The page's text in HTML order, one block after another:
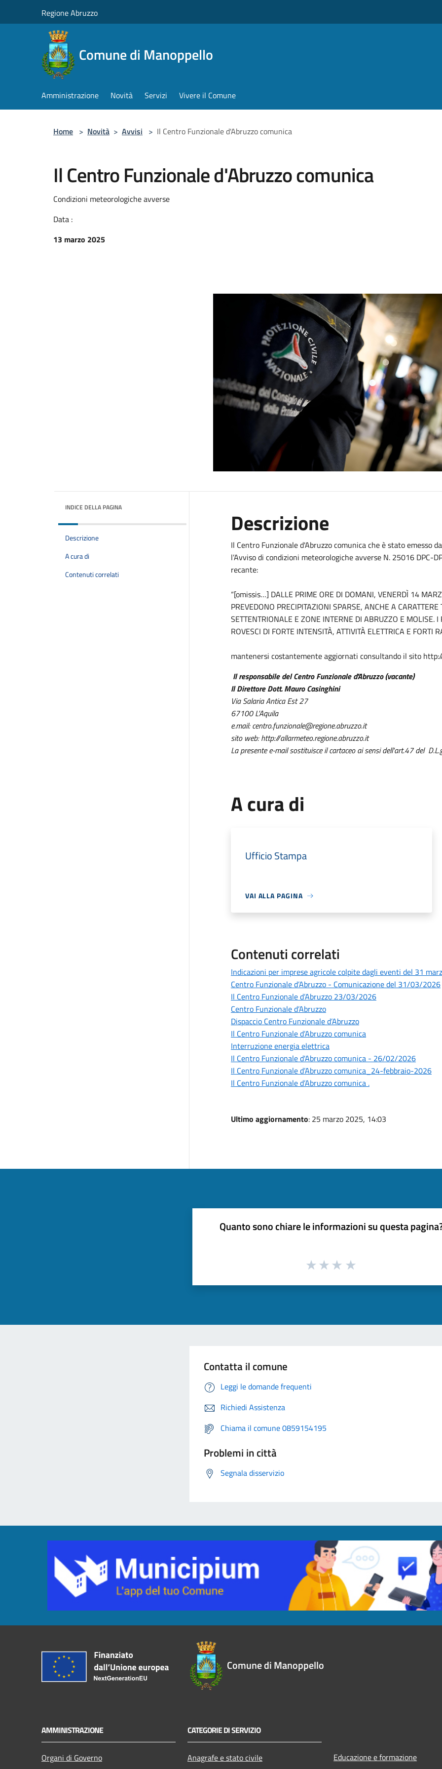
Regione Abruzzo
Comune di Manoppello
Amministrazione Novità Servizi Vivere il Comune
Home > Novità > Avvisi > Il Centro Funzionale d'Abruzzo comunica
Il Centro Funzionale d'Abruzzo comunica
Condizioni meteorologiche avverse
Data :
13 marzo 2025
INDICE DELLA PAGINA
Descrizione
A cura di
Contenuti correlati
Descrizione
Il Centro Funzionale d'Abruzzo comunica che è stato emesso
l’Avviso di condizioni meteorologiche avverse N. 25016
recante:
“[omissis…] DALLE PRIME ORE DI DOMANI, VENERDÌ 14
PREVEDONO PRECIPITAZIONI SPARSE, ANCHE A
SETTENTRIONALE E ZONE INTERNE DI ABRUZZO E MOLISE.
ROVESCI DI FORTE INTENSITÀ, ATTIVITÀ ELETTRICA E FORTI
mantenersi costantemente aggiornati consultando il sito
Il responsabile del Centro Funzionale d'Abruzzo (vacante)
Il Direttore Dott. Mauro Casinghini
Via Salaria Antica Est 27
67100 L'Aquila
e.mail: centro.funzionale@regione.abruzzo.it
sito web: http://allarmeteo.regione.abruzzo.it
La presente e-mail sostituisce il cartaceo ai sensi dell'art.47 del
A cura di
Ufficio Stampa
VAI ALLA PAGINA
Contenuti correlati
Indicazioni per imprese agricole colpite dagli eventi del 31
Centro Funzionale d’Abruzzo - Comunicazione del 31/03/2026
Il Centro Funzionale d’Abruzzo 23/03/2026
Centro Funzionale d’Abruzzo
Dispaccio Centro Funzionale d’Abruzzo
Il Centro Funzionale d’Abruzzo comunica
Interruzione energia elettrica
Il Centro Funzionale d'Abruzzo comunica - 26/02/2026
Il Centro Funzionale d’Abruzzo comunica_24-febbraio-2026
Il Centro Funzionale d’Abruzzo comunica .
Ultimo aggiornamento: 25 marzo 2025, 14:03
Quanto sono chiare le informazioni su questa
Contatta il comune
Leggi le domande frequenti
Richiedi Assistenza
Chiama il comune 0859154195
Problemi in città
Segnala disservizio
Comune di Manoppello
AMMINISTRAZIONE
Organi di Governo
CATEGORIE DI SERVIZIO
Anagrafe e stato civile
Educazione e formazione